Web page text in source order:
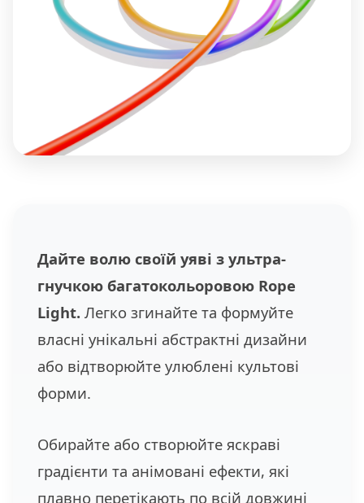
Дайте волю своїй уяві з ультра-
гнучкою багатокольоровою Rope
Light. Легко згинайте та формуйте
власні унікальні абстрактні дизайни
або відтворюйте улюблені культові
форми.
Обирайте або створюйте яскраві
градієнти та анімовані ефекти, які
плавно перетікають по всій довжині